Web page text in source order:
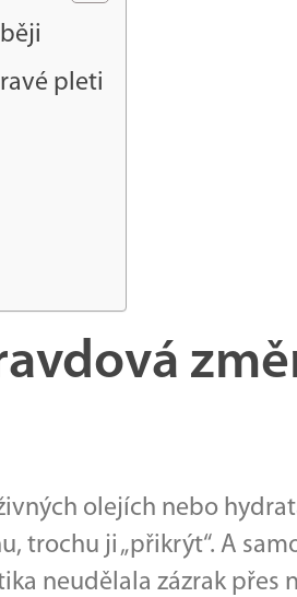
pleti
olejích nebo
ji „přikrýt“. A
neudělala zázrak přes